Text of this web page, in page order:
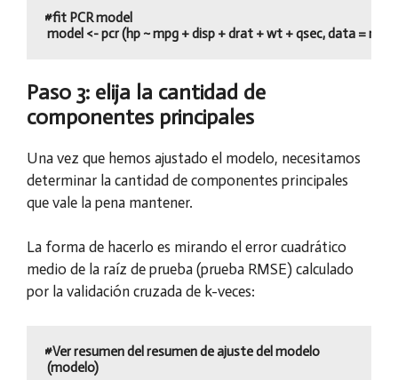
#fit PCR model
model <- pcr (hp ~ mpg + disp + drat + wt + qsec, data =
Paso 3: elija la cantidad de
componentes principales
Una vez que hemos ajustado el modelo, necesitamos
determinar la cantidad de componentes principales
que vale la pena mantener.
La forma de hacerlo es mirando el error cuadrático
medio de la raíz de prueba (prueba RMSE) calculado
por la validación cruzada de k-veces:
#Ver resumen del resumen de ajuste del modelo
(modelo)